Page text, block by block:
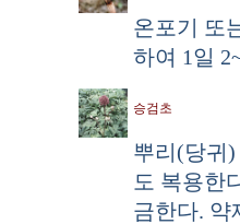
온포기 또
하여 1일
승검초
뿌리(당귀)
도 복용한
금한다. 약